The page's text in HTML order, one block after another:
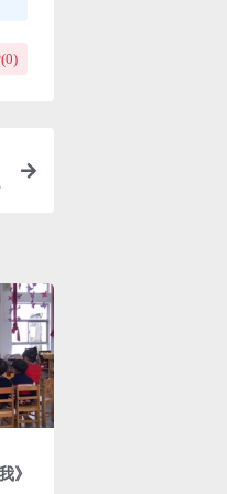
0)
》